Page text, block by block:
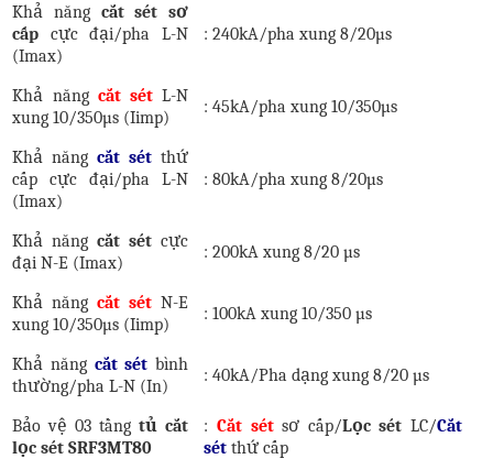
Khả năng cắt sét sơ
cấp cực đại/pha L-N
(Imax)
: 240kA/pha xung8/20µs
Khả năng cắt sét L-N
xung 10/350µs (Iimp)
: 45kA/pha xung10/350µs
Khả năngcắt sét thứ
cấpcực đại/pha L-N
(Imax)
: 80kA/pha xung 8/20µs
Khả năngcắt sét cực
đại N-E (Imax)
: 200kA xung 8/20 µs
Khả năngcắt sét N-E
xung 10/350µs (Iimp)
: 100kA xung 10/350 µs
Khả năng cắt sét bình
thường/pha L-N (In)
: 40kA/Pha dạng xung 8/20 µs
Bảo vệ 03 tầngtủ cắt
lọc sét SRF3MT80
: Cắt sétsơ cấp/Lọc sétLC/Cắt
sét thứ cấp